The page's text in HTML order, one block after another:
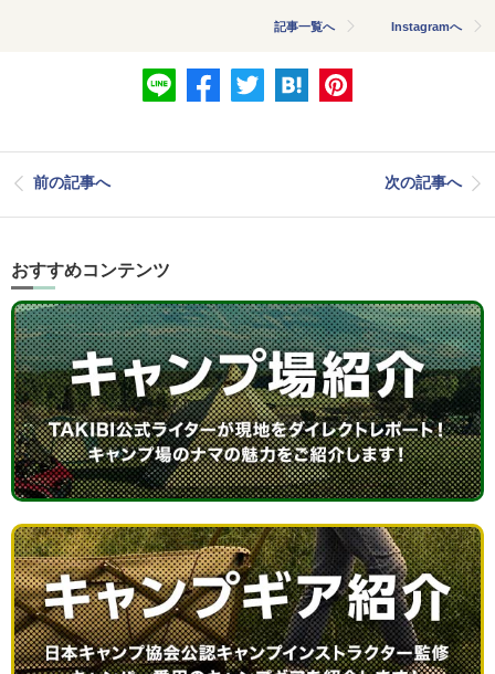
記事一覧へ Instagramへ
前の記事へ 次の記事へ
おすすめコンテンツ